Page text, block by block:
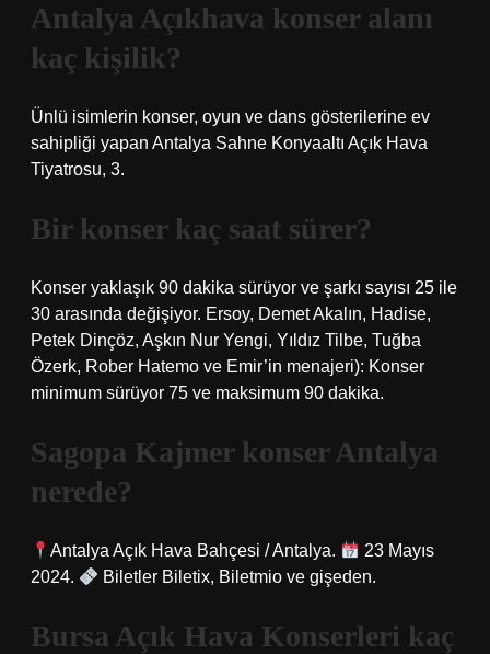
Antalya Açıkhava konser alanı
kaç kişilik?
Ünlü isimlerin konser, oyun ve dans gösterilerine ev
sahipliği yapan Antalya Sahne Konyaaltı Açık Hava
Tiyatrosu, 3.
Bir konser kaç saat sürer?
Konser yaklaşık 90 dakika sürüyor ve şarkı sayısı 25 ile
30 arasında değişiyor. Ersoy, Demet Akalın, Hadise,
Petek Dinçöz, Aşkın Nur Yengi, Yıldız Tilbe, Tuğba
Özerk, Rober Hatemo ve Emir’in menajeri): Konser
minimum sürüyor 75 ve maksimum 90 dakika.
Sagopa Kajmer konser Antalya
nerede?
Antalya Açık Hava Bahçesi / Antalya.
23 Mayıs
2024.
Biletler Biletix, Biletmio ve gişeden.
Bursa Açık Hava Konserleri kaç